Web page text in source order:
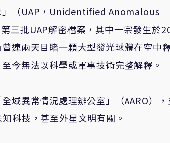
（UAP ， Unidentified Anomalous
三批UAP解密檔案，其中一宗發生於
連兩天目睹一顆大型發光球體在空中
今無法以科學或軍事技術完整解釋。
域異常情況處理辦公室」（AARO）
科技，甚至外星文明有關。